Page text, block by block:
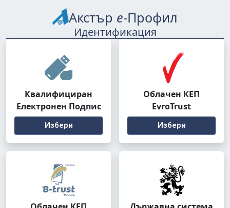
Акстър е-Профил
Идентификация
Квалифициран
Електронен Подпис
Избери
Облачен КЕП
EvroTrust
Избери